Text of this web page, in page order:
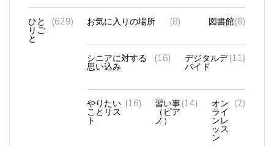
ひと
と
(629) お気に入りの場所 (8) 図書館(8)
シニアに対する (16) デジタルデ(11)
やりたい
ト
(16) 習い事
（ピア
ノ）
(14) オン
ンレ
ッス
ン
(2)